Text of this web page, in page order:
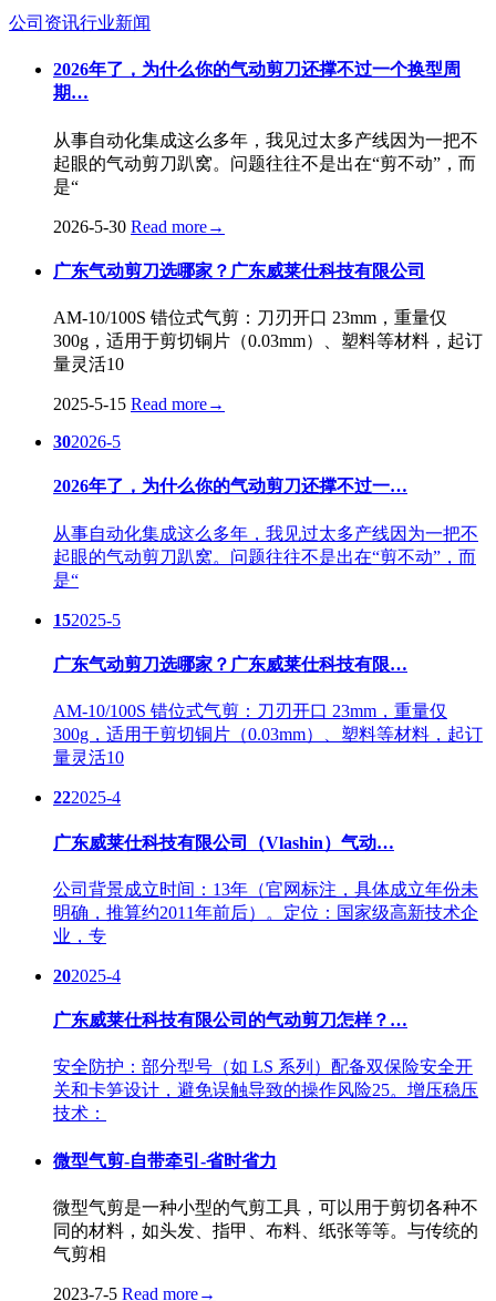
公司资讯行业新闻
2026年了，为什么你的气动剪刀还撑不过一个换型周
期…
从事自动化集成这么多年，我见过太多产线因为一把不
起眼的气动剪刀趴窝。问题往往不是出在“剪不动”，而
是“
2026-5-30 Read more→
广东气动剪刀选哪家？广东威莱仕科技有限公司
AM-10/100S 错位式气剪：刀刃开口 23mm，重量仅
300g，适用于剪切铜片（0.03mm）、塑料等材料，起订
量灵活10
2025-5-15 Read more→
302026-5
2026年了，为什么你的气动剪刀还撑不过一…
从事自动化集成这么多年，我见过太多产线因为一把不
起眼的气动剪刀趴窝。问题往往不是出在“剪不动”，而
是“
152025-5
广东气动剪刀选哪家？广东威莱仕科技有限…
AM-10/100S 错位式气剪：刀刃开口 23mm，重量仅
300g，适用于剪切铜片（0.03mm）、塑料等材料，起订
量灵活10
222025-4
广东威莱仕科技有限公司（Vlashin）气动…
公司背景成立时间：13年（官网标注，具体成立年份未
明确，推算约2011年前后）。定位：国家级高新技术企
业，专
202025-4
广东威莱仕科技有限公司的气动剪刀怎样？…
安全防护：部分型号（如 LS 系列）配备双保险安全开
关和卡笋设计，避免误触导致的操作风险25。增压稳压
技术：
微型气剪-自带牵引-省时省力
微型气剪是一种小型的气剪工具，可以用于剪切各种不
同的材料，如头发、指甲、布料、纸张等等。与传统的
气剪相
2023-7-5 Read more→